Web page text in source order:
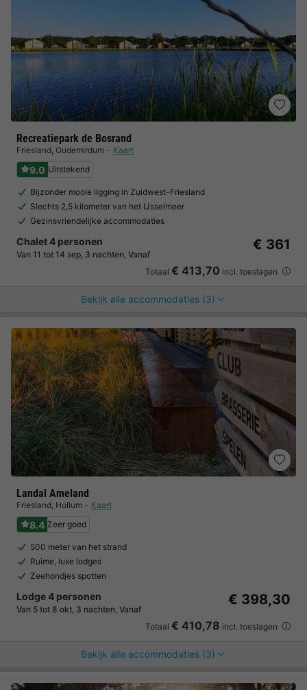
Recreatiepark de Bosrand
Friesland, Oudemirdum Kaart
9.0 Uitstekend
Bijzonder mooie ligging in Zuidwest-Friesland
Slechts 2,5 kilometer van het IJsselmeer
Gezinsvriendelijke accommodaties
Chalet 4 personen
Van 11 tot 14 sep, 3 nachten, Vanaf
€ 361
Totaal € 413,70 incl. toeslagen
Bekijk alle accommodaties (3)
Landal Ameland
Friesland, Hollum Kaart
8.4 Zeer goed
500 meter van het strand
Ruime, luxe lodges
Zeehondjes spotten
Lodge 4 personen
Van 5 tot 8 okt, 3 nachten, Vanaf
€ 398,30
Totaal € 410,78 incl. toeslagen
Bekijk alle accommodaties (3)